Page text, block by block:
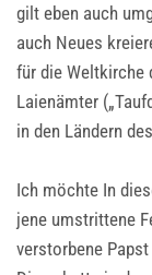
gilt eben auch
auch Neues
für die Weltkirche
Laienämter
in den Ländern
Ich möchte In
jene umstrittene
verstorbene